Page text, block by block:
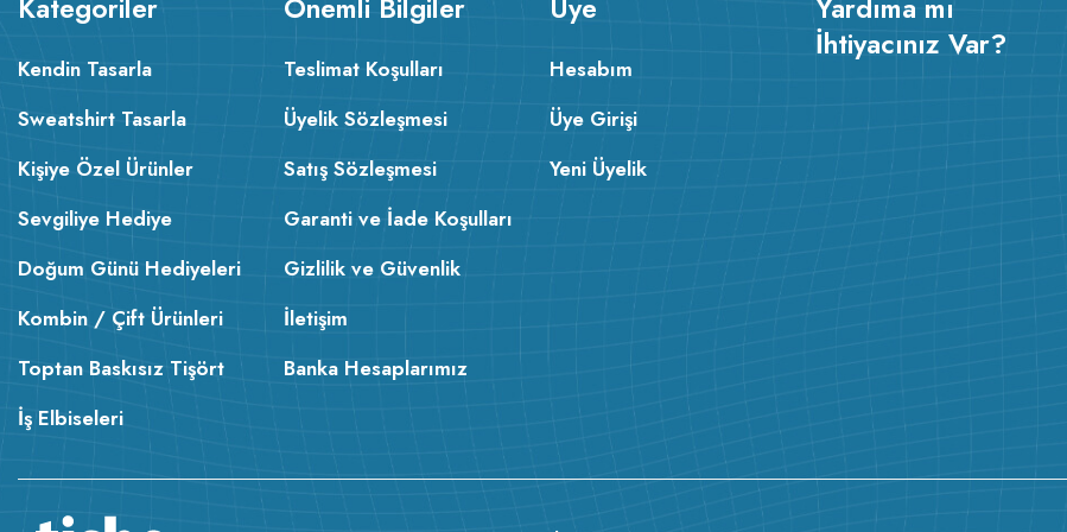
Kendin Tasarla
Sweatshirt Tasarla
Kişiye Özel Ürünler
Sevgiliye Hediye
Doğum Günü Hediyeleri
Kombin / Çift Ürünleri
Toptan Baskısız Tişört
İş Elbiseleri
Teslimat Koşulları
Üyelik Sözleşmesi
Satış Sözleşmesi
Garanti ve İade Koşulları
Gizlilik ve Güvenlik
İletişim
Banka Hesaplarımız
Hesabım
Üye Girişi
Yeni Üyelik
İhtiyacınız Var?